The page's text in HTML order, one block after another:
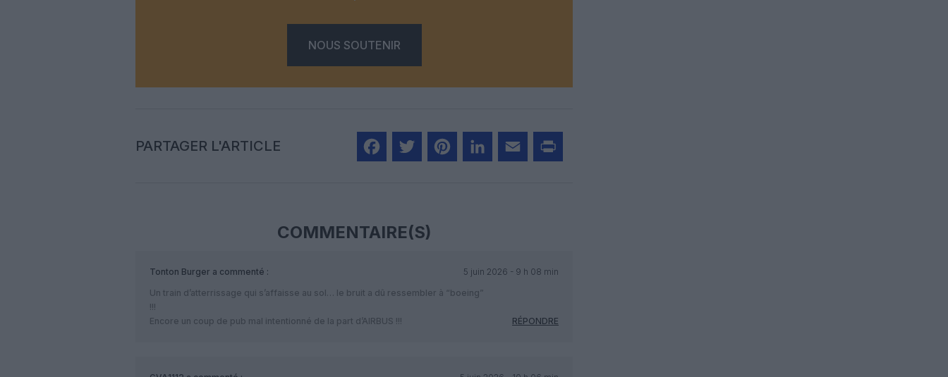
NOUS SOUTENIR
PARTAGER L'ARTICLE
COMMENTAIRE(S)
Tonton Burger a commenté :
5 juin 2026 - 9 h 08 min
Un train d’atterrissage qui s’affaisse au sol… le bruit a dû ressembler à “boeing”
!!!
Encore un coup de pub mal intentionné de la part d’AIRBUS !!!
RÉPONDRE